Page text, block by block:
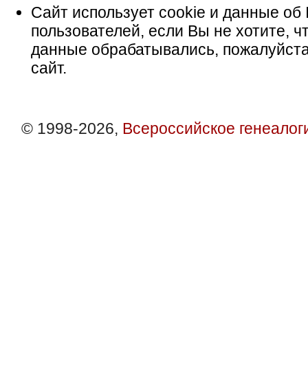
Сайт использует cookie и данные об
пользователей, если Вы не хотите,
данные обрабатывались,
сайт.
© 1998-2026, Всероссийское